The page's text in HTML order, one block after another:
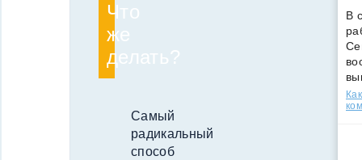
Что
же
делать?
Самый
радикальный
способ
В